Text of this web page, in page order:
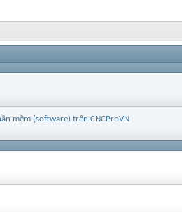
mềm (software) trên CNCProVN